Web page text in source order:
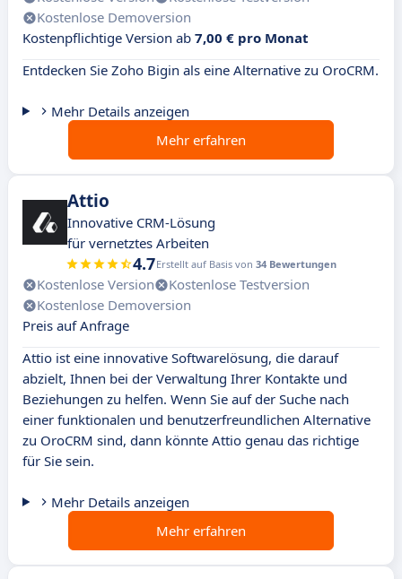
Kostenlose Demoversion
Kostenpflichtige Version ab 7,00 € pro Monat
Entdecken Sie Zoho Bigin als eine Alternative zu OroCRM.
Mehr Details anzeigen
Mehr erfahren
Attio
Innovative CRM-Lösung
für vernetztes Arbeiten
4.7Erstellt auf Basis von 34 Bewertungen
Kostenlose Version
Kostenlose Testversion
Kostenlose Demoversion
Preis auf Anfrage
Attio ist eine innovative Softwarelösung, die darauf
abzielt, Ihnen bei der Verwaltung Ihrer Kontakte und
Beziehungen zu helfen. Wenn Sie auf der Suche nach
einer funktionalen und benutzerfreundlichen Alternative
zu OroCRM sind, dann könnte Attio genau das richtige
für Sie sein.
Mehr Details anzeigen
Mehr erfahren